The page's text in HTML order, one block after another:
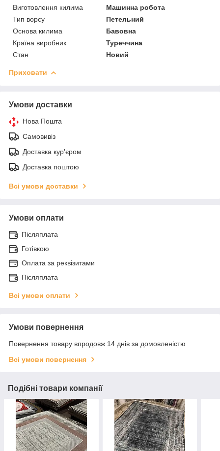
Виготовлення килима
Машинна робота
Тип ворсу
Петельний
Основа килима
Бавовна
Країна виробник
Туреччина
Стан
Новий
Приховати
Умови доставки
Нова Пошта
Самовивіз
Доставка кур'єром
Доставка поштою
Всі умови доставки
Умови оплати
Післяплата
Готівкою
Оплата за реквізитами
Післяплата
Всі умови оплати
Умови повернення
Повернення товару впродовж 14 днів за домовленістю
Всі умови повернення
Подібні товари компанії